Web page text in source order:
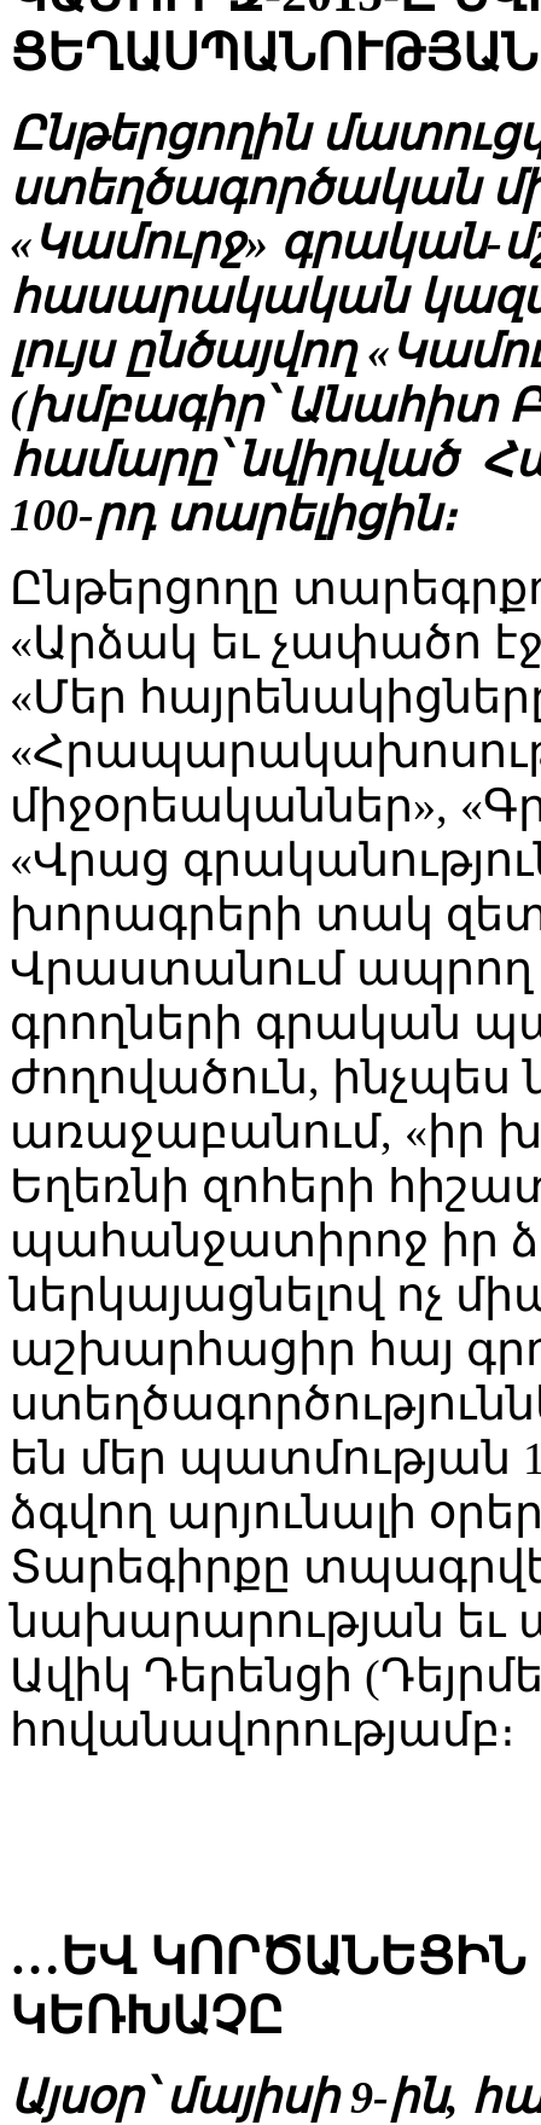
ՑԵՂԱՍՊԱՆՈՒԹՅԱՆ
Ընթերցողին
ստեղծագործական
«Կամուրջ» գրական-
հասարակական
լույս ընծայվող
(խմբագիր՝ Անահիտ
համարը՝ նվիրված
100-րդ տարելիցին։
Ընթերցողը
«Արձակ եւ չափածո
«Մեր
միջօրեականներ»,
«Վրաց
խորագրերի տակ
Վրաստանում ապրող
գրողների գրական
ժողովածուն, ինչպես
առաջաբանում, «իր
Եղեռնի զոհերի
պահանջատիրոջ իր
ներկայացնելով ոչ
աշխարհացիր հայ
են մեր պատմության
ձգվող արյունալի
Տարեգիրքը
նախարարության եւ
Ավիկ Դերենցի
հովանավորությամբ։
…ԵՎ
ԿԵՌԽԱՉԸ
Այսօր՝ մայիսի 9-ին,